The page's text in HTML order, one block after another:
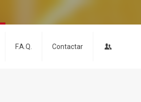
F.A.Q. Contactar